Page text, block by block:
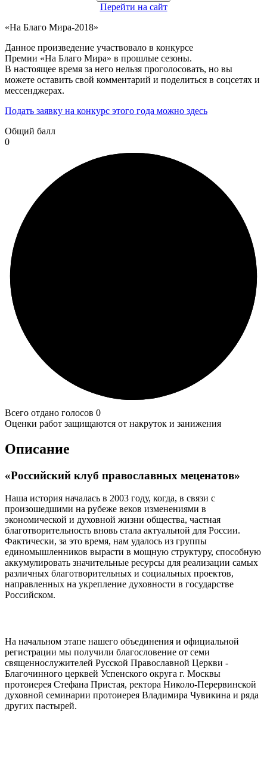
Перейти на сайт
«На Благо Мира-2018»
Данное произведение участвовало в конкурсе
Премии «На Благо Мира» в прошлые сезоны.
В настоящее время за него нельзя проголосовать, но вы
можете оставить свой комментарий и поделиться в соцсетях и
мессенджерах.
Подать заявку на конкурс этого года можно здесь
Общий балл
0
Всего отдано голосов 0
Оценки работ защищаются от накруток и занижения
Описание
«Российский клуб православных меценатов»
Наша история началась в 2003 году, когда, в связи с
произошедшими на рубеже веков изменениями в
экономической и духовной жизни общества, частная
благотворительность вновь стала актуальной для России.
Фактически, за это время, нам удалось из группы
единомышленников вырасти в мощную структуру, способную
аккумулировать значительные ресурсы для реализации самых
различных благотворительных и социальных проектов,
направленных на укрепление духовности в государстве
Российском.
На начальном этапе нашего объединения и официальной
регистрации мы получили благословение от семи
священнослужителей Русской Православной Церкви -
Благочинного церквей Успенского округа г. Москвы
протоиерея Стефана Пристая, ректора Николо-Перервинской
духовной семинарии протоиерея Владимира Чувикина и ряда
других пастырей.